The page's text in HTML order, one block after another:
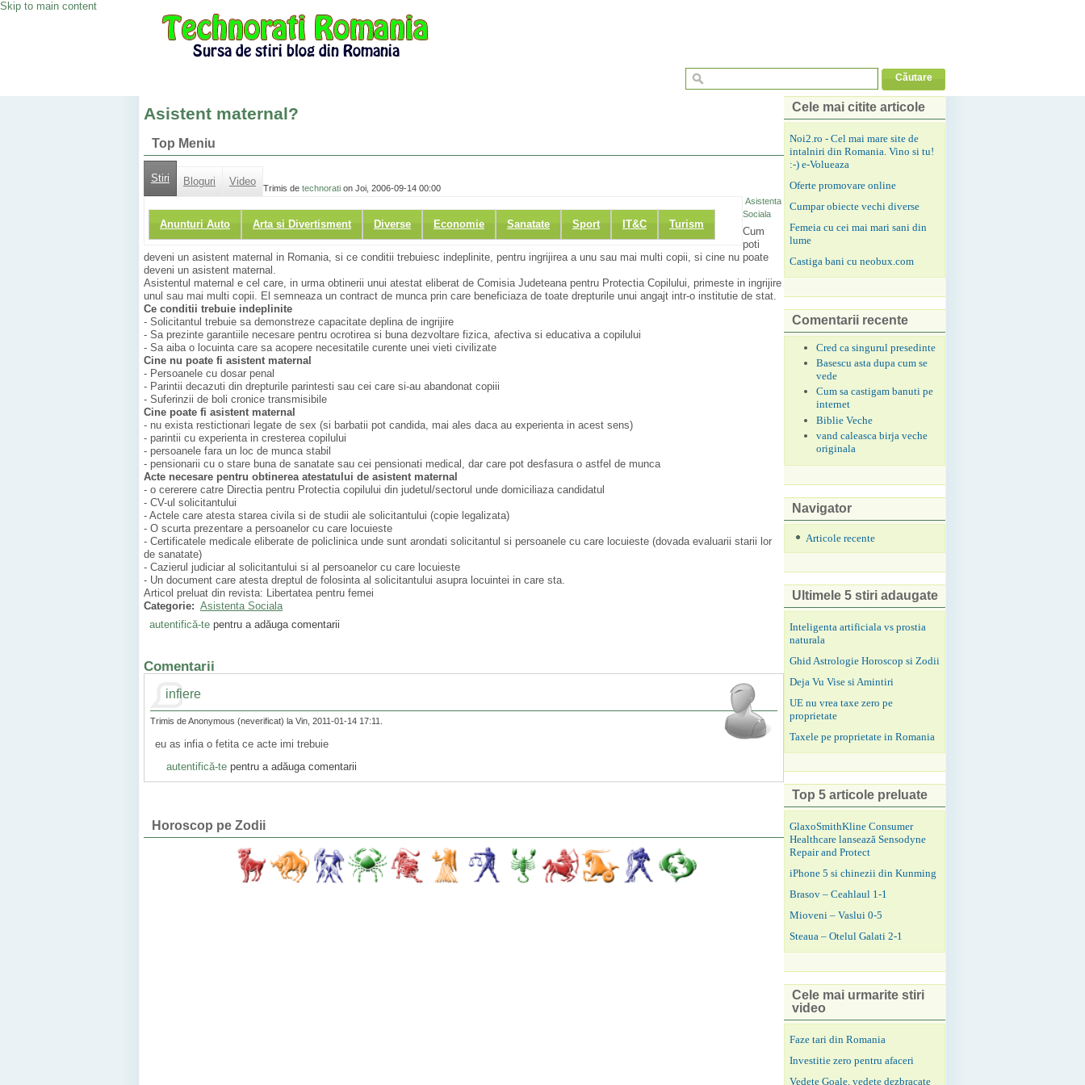
Skip to main content
Asistent maternal?
Top Meniu
Stiri Bloguri Video
Anunturi Auto Arta si Divertisment Diverse Economie Sanatate Sport IT&C Turism
Trimis de technorati on Joi, 2006-09-14 00:00
Asistenta
Sociala
Cum
poti
deveni un asistent maternal in Romania, si ce conditii trebuiesc indeplinite, pentru ingrijirea a unu sau mai multi copii, si cine nu poate
deveni un asistent maternal.
Asistentul maternal e cel care, in urma obtinerii unui atestat eliberat de Comisia Judeteana pentru Protectia Copilului, primeste in ingrijire
unul sau mai multi copii. El semneaza un contract de munca prin care beneficiaza de toate drepturile unui angajt intr-o institutie de stat.
Ce conditii trebuie indeplinite
- Solicitantul trebuie sa demonstreze capacitate deplina de ingrijire
- Sa prezinte garantiile necesare pentru ocrotirea si buna dezvoltare fizica, afectiva si educativa a copilului
- Sa aiba o locuinta care sa acopere necesitatile curente unei vieti civilizate
Cine nu poate fi asistent maternal
- Persoanele cu dosar penal
- Parintii decazuti din drepturile parintesti sau cei care si-au abandonat copiii
- Suferinzii de boli cronice transmisibile
Cine poate fi asistent maternal
- nu exista restictionari legate de sex (si barbatii pot candida, mai ales daca au experienta in acest sens)
- parintii cu experienta in cresterea copilului
- persoanele fara un loc de munca stabil
- pensionarii cu o stare buna de sanatate sau cei pensionati medical, dar care pot desfasura o astfel de munca
Acte necesare pentru obtinerea atestatului de asistent maternal
- o cererere catre Directia pentru Protectia copilului din judetul/sectorul unde domiciliaza candidatul
- CV-ul solicitantului
- Actele care atesta starea civila si de studii ale solicitantului (copie legalizata)
- O scurta prezentare a persoanelor cu care locuieste
- Certificatele medicale eliberate de policlinica unde sunt arondati solicitantul si persoanele cu care locuieste (dovada evaluarii starii lor
de sanatate)
- Cazierul judiciar al solicitantului si al persoanelor cu care locuieste
- Un document care atesta dreptul de folosinta al solicitantului asupra locuintei in care sta.
Articol preluat din revista: Libertatea pentru femei
Categorie: Asistenta Sociala
autentifică-tepentru a adăuga comentarii
Comentarii
infiere
Trimis de Anonymous (neverificat) la Vin, 2011-01-14 17:11.
eu as infia o fetita ce acte imi trebuie
autentifică-tepentru a adăuga comentarii
Horoscop pe Zodii
Cele mai citite articole
Noi2.ro - Cel mai mare site de
intalniri din Romania. Vino si tu!
:-) e-Volueaza
Oferte promovare online
Cumpar obiecte vechi diverse
Femeia cu cei mai mari sani din
lume
Castiga bani cu neobux.com
Comentarii recente
Cred ca singurul presedinte
Basescu asta dupa cum se
vede
Cum sa castigam banuti pe
internet
Biblie Veche
vand caleasca birja veche
originala
Navigator
Articole recente
Ultimele 5 stiri adaugate
Inteligenta artificiala vs prostia
naturala
Ghid Astrologie Horoscop si Zodii
Deja Vu Vise si Amintiri
UE nu vrea taxe zero pe
proprietate
Taxele pe proprietate in Romania
Top 5 articole preluate
GlaxoSmithKline Consumer
Healthcare lansează Sensodyne
Repair and Protect
iPhone 5 si chinezii din Kunming
Brasov – Ceahlaul 1-1
Mioveni – Vaslui 0-5
Steaua – Otelul Galati 2-1
Cele mai urmarite stiri
video
Faze tari din Romania
Investitie zero pentru afaceri
Vedete Goale, vedete dezbracate